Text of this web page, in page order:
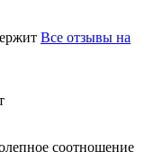
Все отзывы на
соотношение